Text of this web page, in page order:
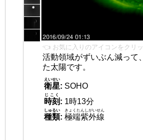
👈 お気に入りのアイコンをクリッ
活動領域がずいぶん減って
た太陽です。
衛星
えいせい
: SOHO
時刻
じこく
: 1時13分
種類
しゅるい
: 極端紫外線
きょくたんしがいせん